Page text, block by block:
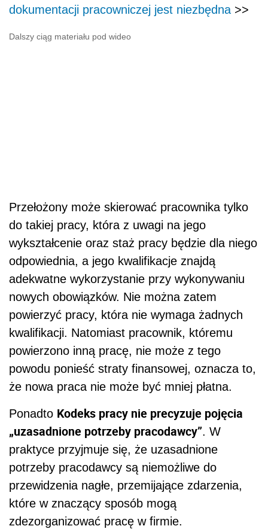
dokumentacji pracowniczej jest niezbędna >>
Dalszy ciąg materiału pod wideo
Przełożony może skierować pracownika tylko
do takiej pracy, która z uwagi na jego
wykształcenie oraz staż pracy będzie dla niego
odpowiednia, a jego kwalifikacje znajdą
adekwatne wykorzystanie przy wykonywaniu
nowych obowiązków. Nie można zatem
powierzyć pracy, która nie wymaga żadnych
kwalifikacji. Natomiast pracownik, któremu
powierzono inną pracę, nie może z tego
powodu ponieść straty finansowej, oznacza to,
że nowa praca nie może być mniej płatna.
Ponadto Kodeks pracy nie precyzuje pojęcia
„uzasadnione potrzeby pracodawcy”. W
praktyce przyjmuje się, że uzasadnione
potrzeby pracodawcy są niemożliwe do
przewidzenia nagłe, przemijające zdarzenia,
które w znaczący sposób mogą
zdezorganizować pracę w firmie.